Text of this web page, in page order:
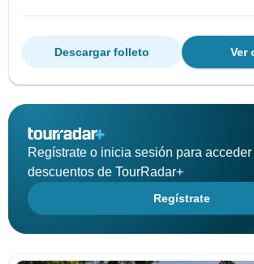
Ver
Descargar folleto
Regístrate o inicia sesión para acceder
descuentos de TourRadar+
Regístrate